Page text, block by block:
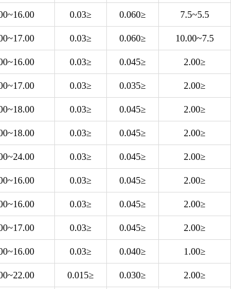
5.5~7.5
≤0.060
≤0.03
16.00~18.00
7.5~10.00
≤0.060
≤0.03
17.00~19.00
≤2.00
≤0.045
≤0.03
16.00~18.00
≤2.00
≤0.035
≤0.03
17.00~19.00
≤2.00
≤0.045
≤0.03
18.00~20.00
≤2.00
≤0.045
≤0.03
18.00~20.00
≤2.00
≤0.045
≤0.03
24.00~26.00
≤2.00
≤0.045
≤0.03
16.00~18.00
≤2.00
≤0.045
≤0.03
16.00~18.00
≤2.00
≤0.045
≤0.03
17.00~19.00
≤1.00
≤0.040
≤0.03
16.00~18.00
≤2.00
≤0.030
≤0.015
22.00~23.00